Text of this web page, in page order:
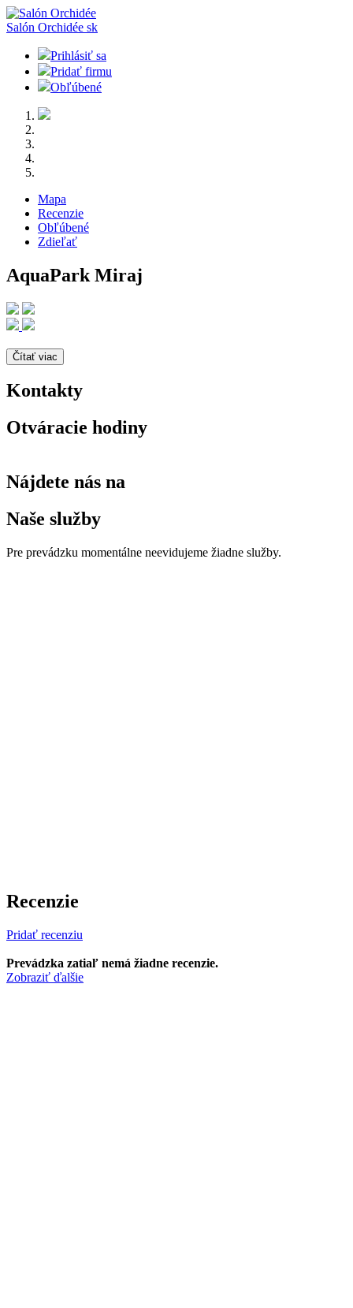
Salón Orchidée sk
Prihlásiť sa
Pridať firmu
Obľúbené
Mapa
Recenzie
Obľúbené
Zdieľať
AquaPark Miraj
Čítať viac
Kontakty
Otváracie hodiny
Nájdete nás na
Naše služby
Pre prevádzku momentálne neevidujeme žiadne služby.
Recenzie
Pridať recenziu
Prevádzka zatiaľ nemá žiadne recenzie.
Zobraziť ďalšie